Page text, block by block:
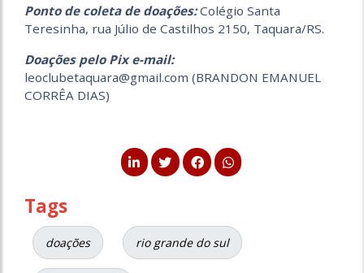
Ponto de coleta de doações:Colégio Santa
Teresinha, rua Júlio de Castilhos 2150, Taquara/RS.
Doações pelo Pix e-mail:
leoclubetaquara@gmail.com (BRANDON EMANUEL
CORRÊA DIAS)
Tags
doações rio grande do sul